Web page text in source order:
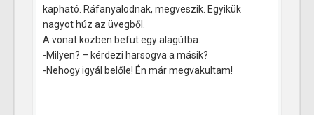
kapható. Ráfanyalodnak, megveszik. Egyikük
nagyot húz az üvegből.
A vonat közben befut egy alagútba.
-Milyen? – kérdezi harsogva a másik?
-Nehogy igyál belőle! Én már megvakultam!